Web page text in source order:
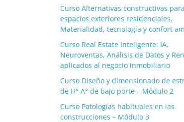
Curso Alternativas constructivas para
espacios exteriores residenciales.
Materialidad, tecnología y confort
Curso Real Estate Inteligente: IA,
Neuroventas, Análisis de Datos y
aplicados al negocio inmobiliario
Curso Diseño y dimensionado de
de H° A° de bajo porte – Módulo 2
Curso Patologías habituales en las
construcciones – Módulo 3